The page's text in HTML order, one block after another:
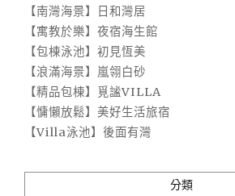
【南灣海景】日和灣居
【寓教於樂】夜宿海生館
【包棟泳池】初見恆美
【浪滿海景】嵐翎白砂
【精品包棟】覓謐VILLA
【慵懶放鬆】美好生活旅宿
【Villa泳池】後面有灣
分類